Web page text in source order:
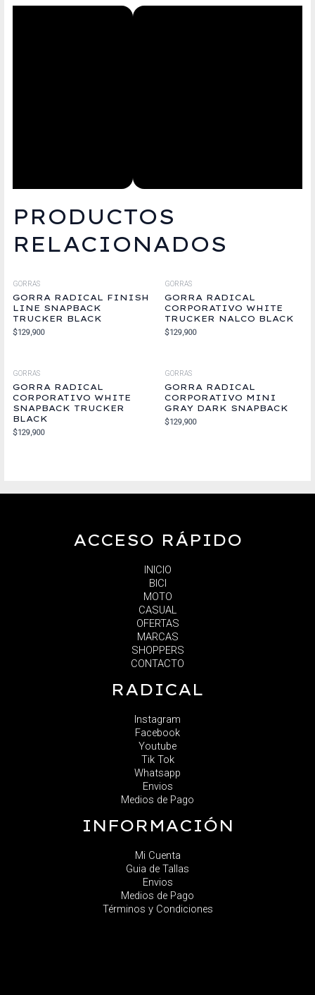
PRODUCTOS
RELACIONADOS
GORRAS
GORRA RADICAL FINISH
LINE SNAPBACK
TRUCKER BLACK
$129,900
GORRAS
GORRA RADICAL
CORPORATIVO WHITE
TRUCKER NALCO BLACK
$129,900
GORRAS
GORRA RADICAL
CORPORATIVO WHITE
SNAPBACK TRUCKER
BLACK
$129,900
GORRAS
GORRA RADICAL
CORPORATIVO MINI
GRAY DARK SNAPBACK
$129,900
ACCESO RÁPIDO
INICIO
BICI
MOTO
CASUAL
OFERTAS
MARCAS
SHOPPERS
CONTACTO
RADICAL
Instagram
Facebook
Youtube
Tik Tok
Whatsapp
Envios
Medios de Pago
INFORMACIÓN
Mi Cuenta
Guia de Tallas
Envios
Medios de Pago
Términos y Condiciones